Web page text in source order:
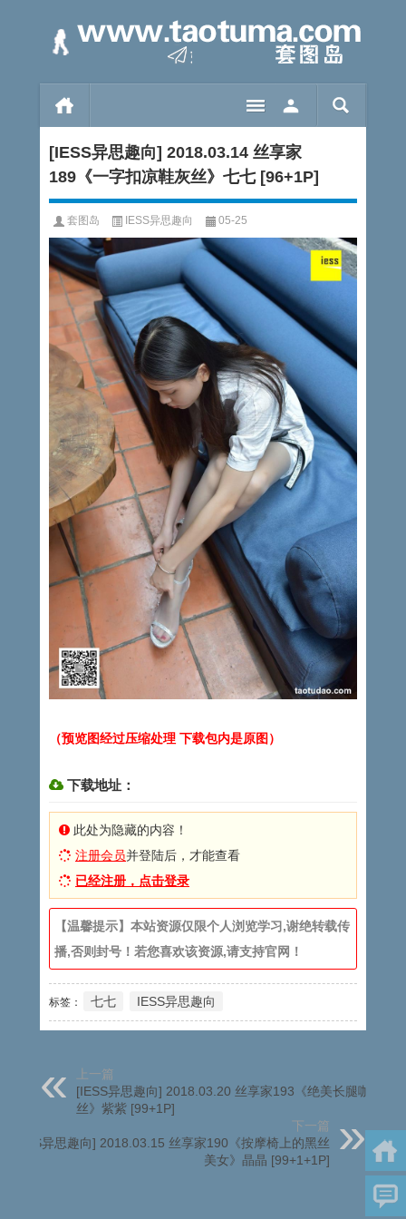
[IESS异思趣向] 2018.03.14 丝享家
189《一字扣凉鞋灰丝》七七 [96+1P]
套图岛 IESS异思趣向 05-25
（预览图经过压缩处理 下载包内是原图）
下载地址：
此处为隐藏的内容！
注册会员并登陆后，才能查看
已经注册，点击登录
【温馨提示】本站资源仅限个人浏览学习,谢绝转载传
播,否则封号！若您喜欢该资源,请支持官网！
标签： 七七 IESS异思趣向
上一篇
[IESS异思趣向] 2018.03.20 丝享家193《绝美长腿咖啡
丝》紫紫 [99+1P]
下一篇
[IESS异思趣向] 2018.03.15 丝享家190《按摩椅上的黑丝
美女》晶晶 [99+1+1P]